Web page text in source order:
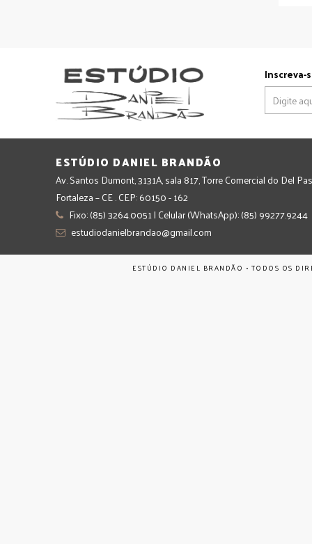
Inscreva-
ESTÚDIO DANIEL BRANDÃO
Av. Santos Dumont, 3131A, sala 817, Torre Comercial do Del
Fortaleza – CE . CEP: 60150 - 162
Fixo: (85) 3264.0051 | Celular (WhatsApp): (85) 99277.9244
estudiodanielbrandao@gmail.com
ESTÚDIO DANIEL BRANDÃO • TODOS OS